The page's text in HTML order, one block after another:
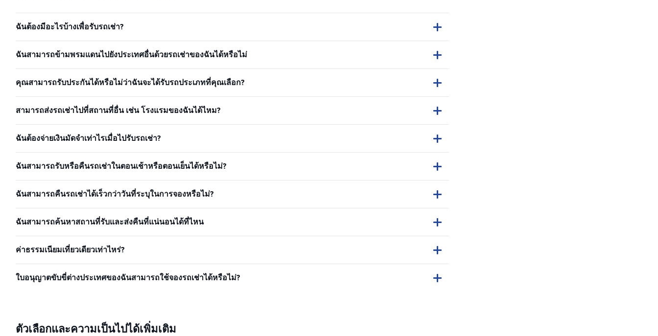
ฉันต้องมีอะไรบ้างเพื่อรับรถเช่า?
ฉันสามารถข้ามพรมแดนไปยังประเทศอื่นด้วยรถเช่าของฉันได้หรือไม่
คุณสามารถรับประกันได้หรือไม่ว่าฉันจะได้รับรถประเภทที่คุณเลือก?
สามารถส่งรถเช่าไปที่สถานที่อื่น เช่น โรงแรมของฉันได้ไหม?
ฉันต้องจ่ายเงินมัดจำเท่าไรเมื่อไปรับรถเช่า?
ฉันสามารถรับหรือคืนรถเช่าในตอนเช้าหรือตอนเย็นได้หรือไม่?
ฉันสามารถคืนรถเช่าได้เร็วกว่าวันที่ระบุในการจองหรือไม่?
ฉันสามารถค้นหาสถานที่รับและส่งคืนที่แน่นอนได้ที่ไหน
ค่าธรรมเนียมเที่ยวเดียวเท่าไหร่?
ใบอนุญาตขับขี่ต่างประเทศของฉันสามารถใช้จองรถเช่าได้หรือไม่?
ตัวเลือกและความเป็นไปได้เพิ่มเติม